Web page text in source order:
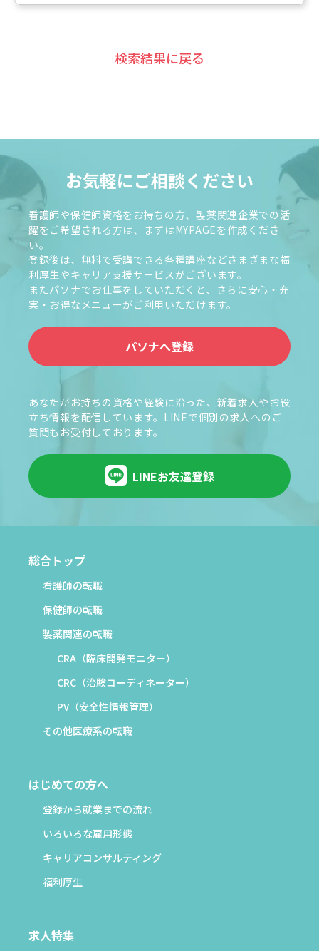
検索結果に戻る
お気軽にご相談ください
看護師や保健師資格をお持ちの方、製薬関連企業での活
躍をご希望される方は、まずはMYPAGEを作成くださ
い。
登録後は、無料で受講できる各種講座などさまざまな福
利厚生やキャリア支援サービスがございます。
またパソナでお仕事をしていただくと、さらに安心・充
実・お得なメニューがご利用いただけます。
パソナへ登録
あなたがお持ちの資格や経験に沿った、新着求人やお役
立ち情報を配信しています。LINEで個別の求人へのご
質問もお受付しております。
LINEお友達登録
総合トップ
看護師の転職
保健師の転職
製薬関連の転職
CRA（臨床開発モニター）
CRC（治験コーディネーター）
PV（安全性情報管理）
その他医療系の転職
はじめての方へ
登録から就業までの流れ
いろいろな雇用形態
キャリアコンサルティング
福利厚生
求人特集